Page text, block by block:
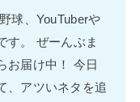
球、YouTuberや
す。 ぜーんぶま
お届け中！ 今日
、アツいネタを追